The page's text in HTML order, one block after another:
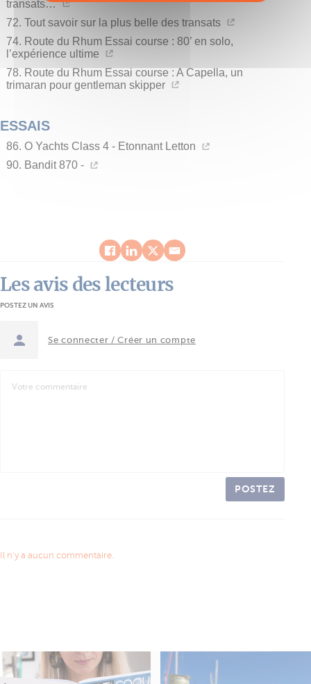
transats…
72. Tout savoir sur la plus belle des transats
74. Route du Rhum Essai course : 80’ en solo,
l’expérience ultime
78. Route du Rhum Essai course : A Capella, un
trimaran pour gentleman skipper
ESSAIS
86. O Yachts Class 4 - Etonnant Letton
90. Bandit 870 -
Les avis des lecteurs
POSTEZ UN AVIS
Se connecter / Créer un compte
POSTEZ
Il n'y a aucun commentaire.